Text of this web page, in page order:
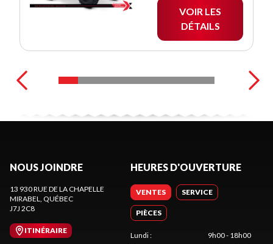
VOIR LES
DÉTAILS
NOUS JOINDRE
13 930 RUE DE LA CHAPELLE
MIRABEL
, QUÉBEC
J7J 2C8
ITINÉRAIRE
HEURES D'OUVERTURE
VENTES SERVICE
PIÈCES
Lundi:
9h00 - 18h00